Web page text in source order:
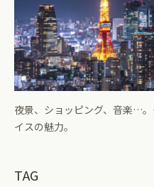
夜景、ショッピング、音楽…
イスの魅力。
TAG